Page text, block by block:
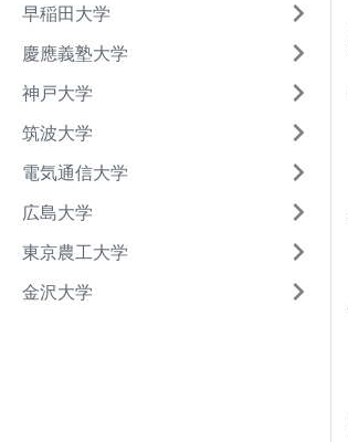
早稲田大学
慶應義塾大学
神戸大学
筑波大学
電気通信大学
広島大学
東京農工大学
金沢大学